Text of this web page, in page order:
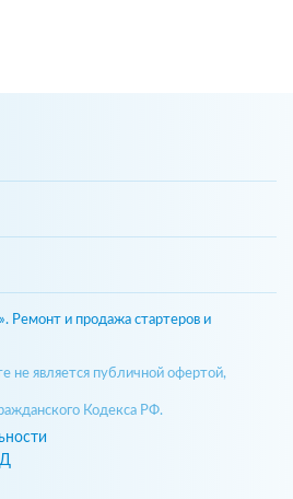
и продажа стартеров и
не является публичной офертой,
Кодекса РФ.